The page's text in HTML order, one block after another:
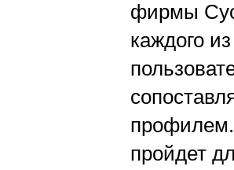
фирмы
каждого
профилем.
пройдет